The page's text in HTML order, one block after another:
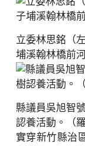
立委林思銘（
埔溪翰林橋前
縣議員吳旭智
認養活動。（
實穿新竹縣治